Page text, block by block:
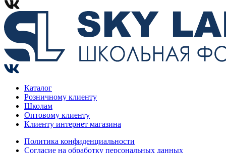
Каталог
Розничному клиенту
Школам
Оптовому клиенту
Клиенту интернет магазина
Политика конфиденциальности
Согласие на обработку персональных данных